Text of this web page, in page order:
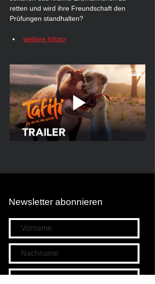
retten und wird ihre Freundschaft den
Prüfungen standhalten?
weitere Infos>
Newsletter abonnieren